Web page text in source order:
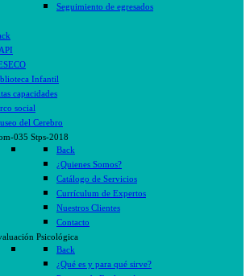
Seguimiento de egresados
Infantil
capacidades
social
del Cerebro
035 Stps-2018
Back
¿Quienes Somos?
Catálogo de Servicios
Currículum de Expertos
Nuestros Clientes
Contacto
Psicológica
Back
¿Qué es y para qué sirve?